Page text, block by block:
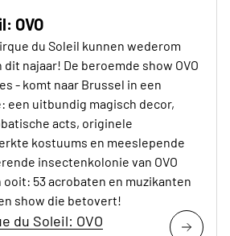
OVO
du Soleil kunnen wederom
najaar! De beroemde show OVO
- komt naar Brussel in een
een uitbundig magisch decor,
acts, originele
kostuums en meeslepende
insectenkolonie van OVO
53 acrobaten en muzikanten
show die betovert!
du Soleil: OVO